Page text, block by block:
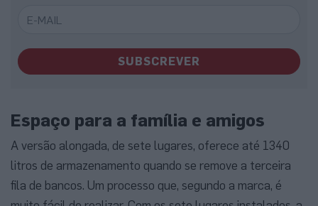
SUBSCREVER
Espaço para a família e amigos
A versão alongada, de sete lugares, oferece até 1340
litros de armazenamento quando se remove a terceira
fila de bancos. Um processo que, segundo a marca, é